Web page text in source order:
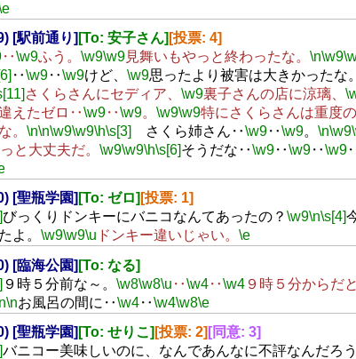
[駅前通り] [To: 安子さん] [投票: 4]
‥\w9ふう。 \w9\w9見舞いもやっと終わったな。 \n\w9
‥\w9‥\w9けど、 \w9思ったより被害は大きかったな。
さくらさんにセディア、 \w9裏子さんの店に涼璃、
えたゼロ‥\w9‥\w9。 \w9\w9特にさくらさんは重度
。 \n\n\w9\w9\h\s[3] さくら姉さん‥\w9‥\w9。 \n\w9
と大丈夫だ。 \w9\w9\h\s[6]そうだな‥\w9‥\w9‥\w9
[聖瓶学園] [To: ゼロ] [投票: 1]
びっくりドンキーにバニコなんてあったの？ \w9\n\s[4]
よ。 \w9\w9\u ドンキー違いじゃい。 \e
[臨海公園] [To: なる]
９時５分前な～。 \w8\w8\u ‥\w4‥\w4９時５分からだと
\nお風呂の間に‥\w4‥\w4\w8\e
[聖瓶学園] [To: せりこ] [投票: 2] [同意: 3]
バニコー美味しいのに、なんであんなに不評なんだろう